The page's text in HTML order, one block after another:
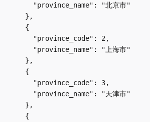
      "province_name": "北京市"
    },
    {
      "province_code": 2,
      "province_name": "上海市"
    },
    {
      "province_code": 3,
      "province_name": "天津市"
    },
    {